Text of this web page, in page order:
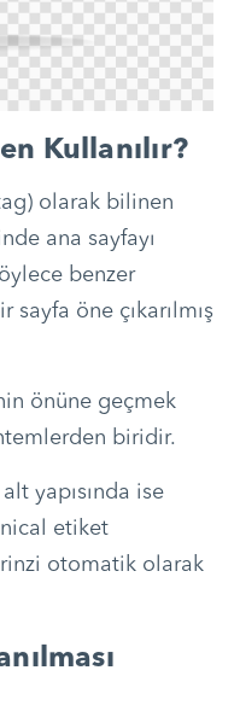
Kullanılır?
olarak bilinen
ana sayfayı
benzer
sayfa öne çıkarılmış
önüne geçmek
biridir.
yapısında ise
etiket
otomatik olarak